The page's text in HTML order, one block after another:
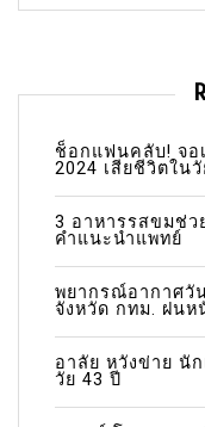
ช็อกแฟนคลับ! จอ
2024 เสียชีวิตในวั
3 อาหารรสขมช่ว
คำแนะนำแพทย์
พยากรณ์อากาศวั
จังหวัด กทม. ฝนห
อาลัย หวังข่าย นั
วัย 43 ปี